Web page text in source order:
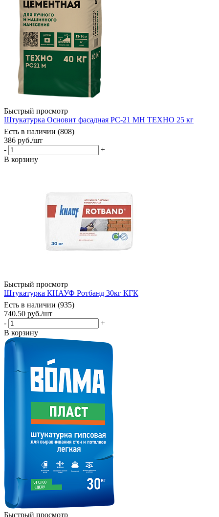
Быстрый просмотр
Штукатурка Основит фасадная РС-21 МН ТЕХНО 25 кг
Есть в наличии (808)
386 руб./шт
-
+
В корзину
Быстрый просмотр
Штукатурка КНАУФ Ротбанд 30кг КГК
Есть в наличии (935)
740.50 руб./шт
-
+
В корзину
Быстрый просмотр